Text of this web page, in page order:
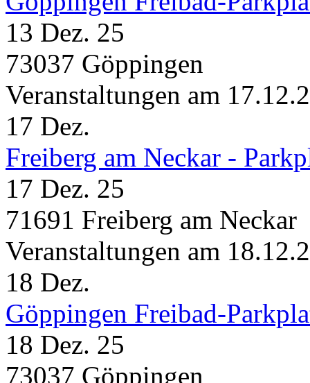
13 Dez. 25
73037 Göppingen
Veranstaltungen am
17 Dez.
Freiberg am Neckar -
17 Dez. 25
71691 Freiberg am Neckar
Veranstaltungen am
18 Dez.
Göppingen Freibad-
18 Dez. 25
73037 Göppingen